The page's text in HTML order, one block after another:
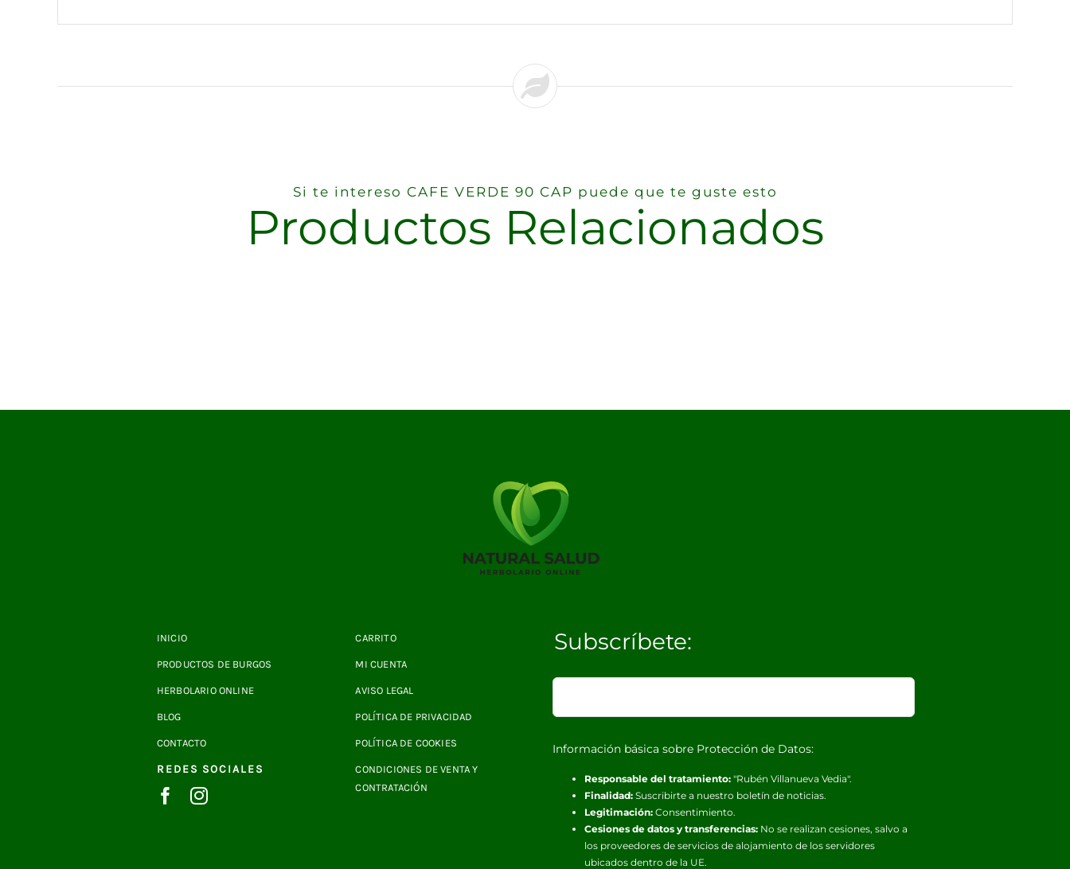
Si te intereso CAFE VERDE 90 CAP puede que te guste esto
Productos Relacionados
INICIO
PRODUCTOS DE BURGOS
HERBOLARIO ONLINE
BLOG
CONTACTO
REDES SOCIALES
CARRITO
MI CUENTA
AVISO LEGAL
POLÍTICA DE PRIVACIDAD
POLÍTICA DE COOKIES
CONDICIONES DE VENTA Y
CONTRATACIÓN
Subscríbete:
Información básica sobre Protección de Datos:
Responsable del tratamiento: "Rubén Villanueva Vedia".
Finalidad: Suscribirte a nuestro boletín de noticias.
Legitimación: Consentimiento.
Cesiones de datos y transferencias: No se realizan cesiones, salvo a
los proveedores de servicios de alojamiento de los servidores
ubicados dentro de la UE.